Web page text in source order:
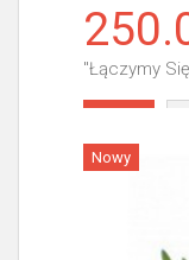
"Łączymy
Nowy